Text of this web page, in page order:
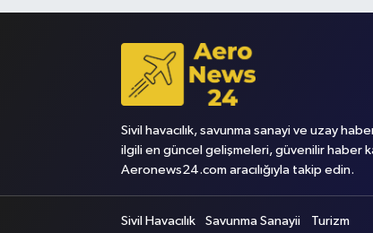
Sivil havacılık, savunma sanayi ve uzay
ilgili en güncel gelişmeleri, güvenilir haber
Aeronews24.com aracılığıyla takip edin.
Sivil Havacılık Savunma Sanayii Turizm